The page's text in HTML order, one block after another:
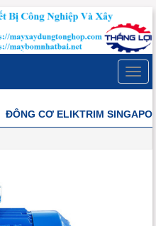
ĐÔNG CƠ ELIKTRIM SINGAPO